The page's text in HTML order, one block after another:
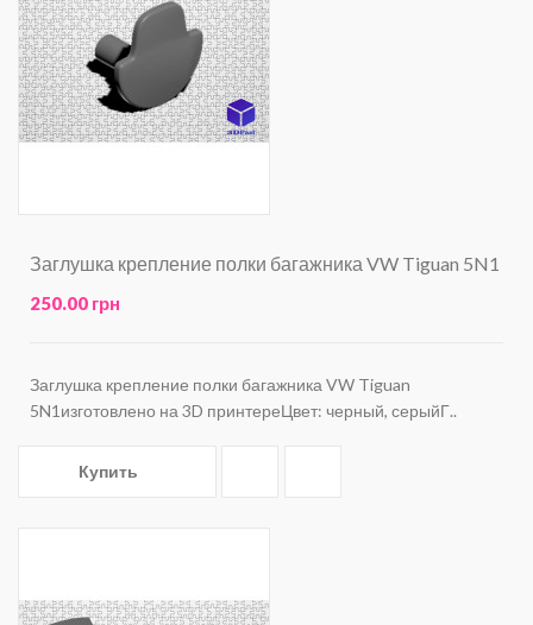
Заглушка крепление полки багажника VW Tiguan 5N1
250.00 грн
Заглушка крепление полки багажника VW Tiguan
5N1изготовлено на 3D принтереЦвет: черный, серыйГ..
Купить